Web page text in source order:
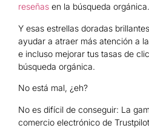
reseñas en la búsqueda orgánica.
Y esas estrellas doradas
ayudar a atraer más atención a
e incluso mejorar tus tasas de
búsqueda orgánica.
No está mal, ¿eh?
No es difícil de conseguir: La
comercio electrónico de